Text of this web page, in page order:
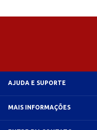
AJUDA E SUPORTE
MAIS INFORMAÇÕES